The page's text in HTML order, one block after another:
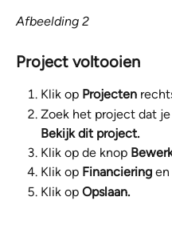
Afbeelding 2
Project voltooien
Klik op Projecten
Zoek het project dat
Bekijk dit project.
Klik op de knop
Klik op Financiering en
Klik op Opslaan.